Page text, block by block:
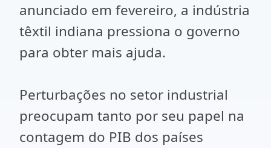
anunciado em fevereiro, a indústria
têxtil indiana pressiona o governo
para obter mais ajuda.
Perturbações no setor industrial
preocupam tanto por seu papel na
contagem do PIB dos países